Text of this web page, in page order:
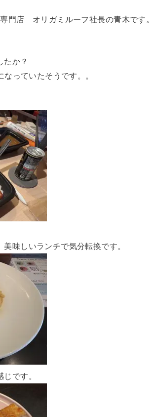
門店 オリガミルーフ社長の青木です。
たか？
っていたそうです。。
味しいランチで気分転換です。
です。